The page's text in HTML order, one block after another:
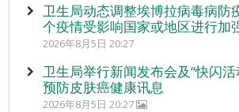
卫生局动态调整埃博拉病毒病防
个疫情受影响国家或地区进行加
2026年8月5日 20:27
卫生局举行新闻发布会及“快闪活
预防皮肤癌健康讯息
2026年8月5日 20:27